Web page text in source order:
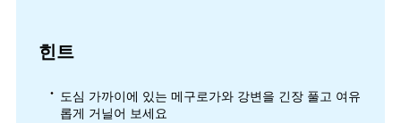
힌트
도심 가까이에 있는 메구로가와 강변을 긴장 풀고 여유
롭게 거닐어 보세요